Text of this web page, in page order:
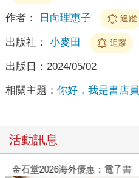
作者： 日向理惠子 追蹤
出版社： 小麥田 追蹤
出版日： 2024/05/02
相關主題： 你好，我是書店員
活動訊息
金石堂2026海外優惠：電子書